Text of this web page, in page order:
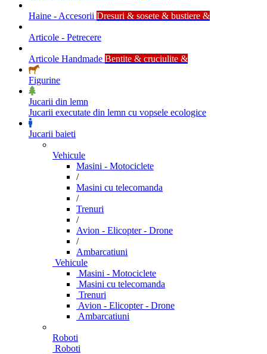
Haine - Accesorii Dresuri & sosete & bustiere &
Articole - Petrecere
Articole Handmade Bentite & cruciulite &
Figurine
Jucarii din lemn
Jucarii executate din lemn cu vopsele ecologice
Jucarii baieti
Vehicule
Masini - Motociclete
/
Masini cu telecomanda
/
Trenuri
/
Avion - Elicopter - Drone
/
Ambarcatiuni
Vehicule
Masini - Motociclete
Masini cu telecomanda
Trenuri
Avion - Elicopter - Drone
Ambarcatiuni
Roboti
Roboti